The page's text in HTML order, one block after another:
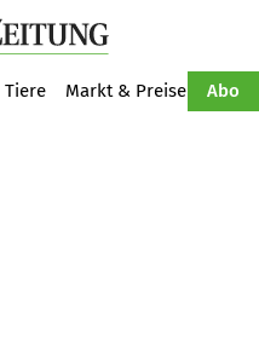
Tiere Markt & Preise Abo